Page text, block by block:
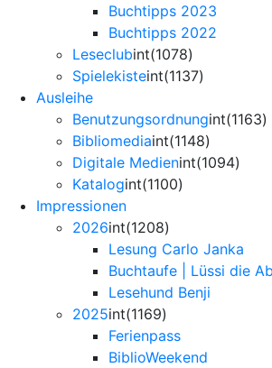
Buchtipps 2023
Buchtipps 2022
Leseclubint(1078)
Spielekisteint(1137)
Ausleihe
Benutzungsordnungint(1163)
Bibliomediaint(1148)
Digitale Medienint(1094)
Katalogint(1100)
Impressionen
2026int(1208)
Lesung Carlo Janka
Buchtaufe | Lüssi die
Lesehund Benji
2025int(1169)
Ferienpass
BiblioWeekend